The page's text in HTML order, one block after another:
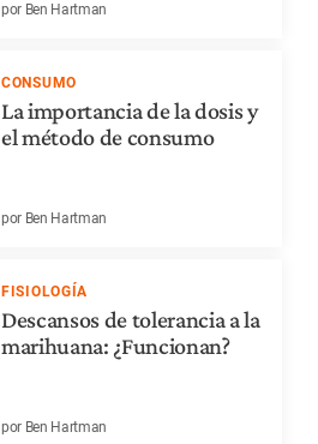
por Ben Hartman
CONSUMO
La importancia de la dosis y
el método de consumo
por Ben Hartman
FISIOLOGÍA
Descansos de tolerancia a la
marihuana: ¿Funcionan?
por Ben Hartman